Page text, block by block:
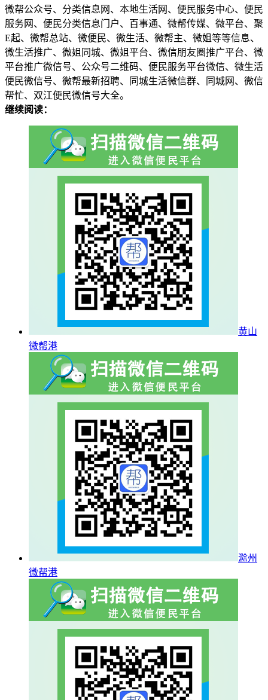
微帮公众号、分类信息网、本地生活网、便民服务中心、便民
服务网、便民分类信息门户、百事通、微帮传媒、微平台、聚
E起、微帮总站、微便民、微生活、微帮主、微姐等等信息、
微生活推广、微姐同城、微姐平台、微信朋友圈推广平台、微
平台推广微信号、公众号二维码、便民服务平台微信、微生活
便民微信号、微帮最新招聘、同城生活微信群、同城网、微信
帮忙、双江便民微信号大全。
继续阅读：
黄山
微帮港
滁州
微帮港